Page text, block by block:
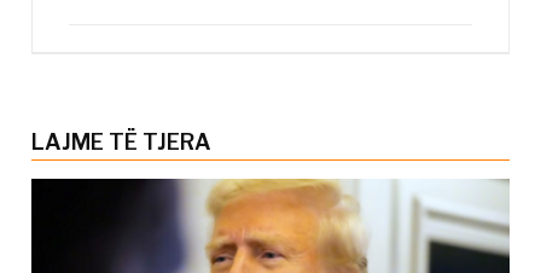
LAJME TË TJERA